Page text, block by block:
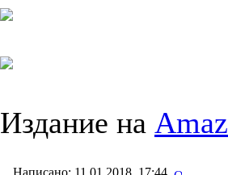
Издание на
Написано: 11.01.2018, 17:44